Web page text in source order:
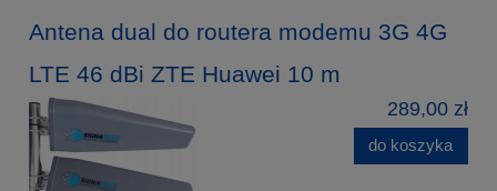
Antena dual do routera modemu 3G 4G
LTE 46 dBi ZTE Huawei 10 m
289,00 zł
do koszyka